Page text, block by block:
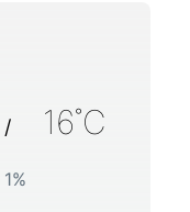
/ 16˚C
1%